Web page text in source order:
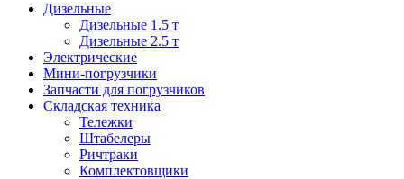
Дизельные
Дизельные 1.5 т
Дизельные 2.5 т
Электрические
Мини-погрузчики
Запчасти для погрузчиков
Складская техника
Тележки
Штабелеры
Ричтраки
Комплектовщики